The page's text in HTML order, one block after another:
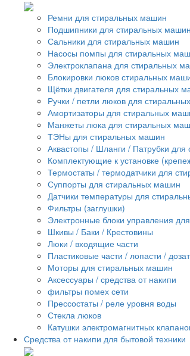
Ремни для стиральных машин
Подшипники для стиральных машин
Сальники для стиральных машин
Насосы помпы для стиральных
Электроклапана для стиральных
Блокировки люков стиральных
Щётки двигателя для стиральных
Ручки / петли люков для
Амортизаторы для стиральных
Манжеты люка для стиральных
ТЭНы для стиральных машин
Аквастопы / Шланги / Патрубки
Комплектующие к установке
Термостаты / термодатчики для
Суппорты для стиральных машин
Датчики температуры для
Фильтры (заглушки)
Электронные блоки управления
Шкивы / Баки / Крестовины
Люки / входящие части
Пластиковые части / лопасти /
Моторы для стиральных машин
Аксессуары / средства от накипи
фильтры помех сети
Прессостаты / реле уровня воды
Стекла люков
Катушки электромагнитных
Средства от накипи для бытовой техники